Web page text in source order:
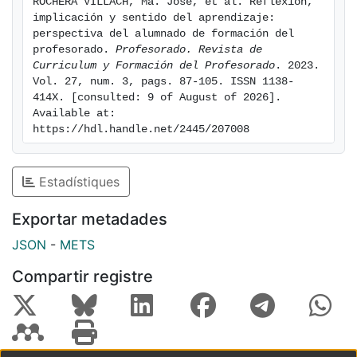
reflexión: las actas de sesión son útiles para andamiar
procesos de planificación y autorregulación del
trabajo en grupo, y las actas de reflexión final lo son
para valorar los aprendizajes y conocerse mejor como
aprendices. En las conclusiones apuntamos algunas
recomendaciones para apoyar los procesos reflexivos
en la universidad.
implicación y sentido del aprendizaje:
perspectiva del alumnado de formación del
profesorado. Profesorado. Revista de
Curriculum y Formación del Profesorado . 2023.
Vol. 27, num. 3, pags. 87-105. ISSN 1138-
414X. [consulted: 9 of August of 2026].
Available at:
https://hdl.handle.net/2445/207008
Estadístiques
Exportar metadades
JSON - METS
Compartir registre